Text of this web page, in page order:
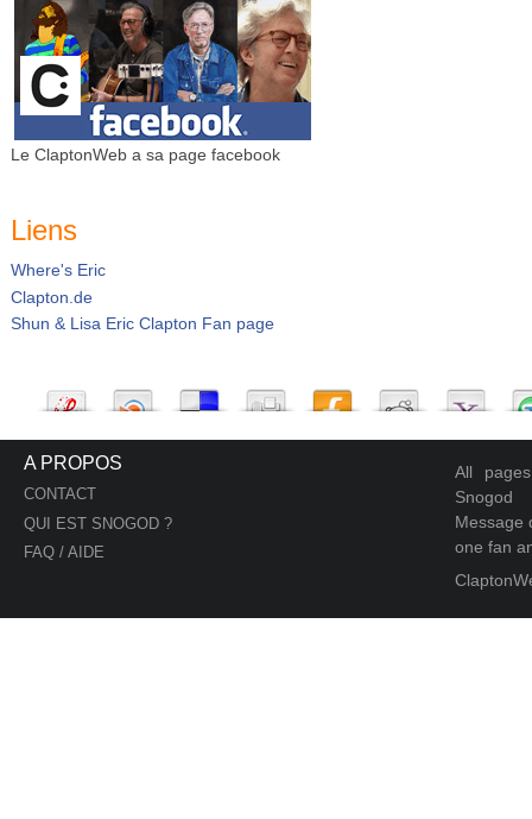
Le ClaptonWeb a sa page facebook
Liens
Where's Eric
Clapton.de
Shun & Lisa Eric Clapton Fan page
A PROPOS
CONTACT
QUI EST SNOGOD ?
FAQ / AIDE
All
Snogod
Message
one fan